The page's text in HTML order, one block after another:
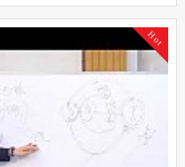
Hot